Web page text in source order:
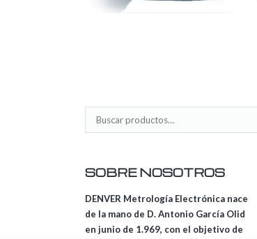
SOBRE NOSOTROS
DENVER Metrología Electrónica nace
de la mano de D. Antonio García Olid
en junio de 1.969, con el objetivo de